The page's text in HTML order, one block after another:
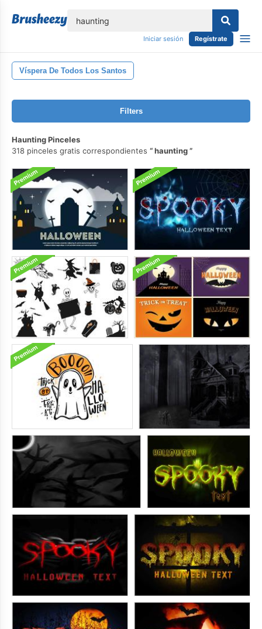
Iniciar sesión Regístrate
Víspera De Todos Los Santos
Filters
Haunting Pinceles
318 pinceles gratis correspondientes
haunting